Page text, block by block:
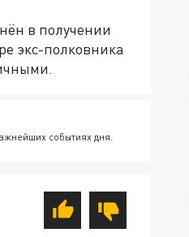
в получении
экс-полковника
событиях дня.